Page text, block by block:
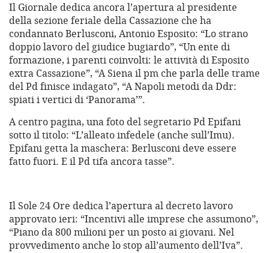
Il Giornale dedica ancora l’apertura al presidente
della sezione feriale della Cassazione che ha
condannato Berlusconi, Antonio Esposito: “Lo strano
doppio lavoro del giudice bugiardo”, “Un ente di
formazione, i parenti coinvolti: le attività di Esposito
extra Cassazione”, “A Siena il pm che parla delle trame
del Pd finisce indagato”, “A Napoli metodi da Ddr:
spiati i vertici di ‘Panorama’”.
A centro pagina, una foto del segretario Pd Epifani
sotto il titolo: “L’alleato infedele (anche sull’Imu).
Epifani getta la maschera: Berlusconi deve essere
fatto fuori. E il Pd tifa ancora tasse”.
Il Sole 24 Ore dedica l’apertura al decreto lavoro
approvato ieri: “Incentivi alle imprese che assumono”,
“Piano da 800 milioni per un posto ai giovani. Nel
provvedimento anche lo stop all’aumento dell’Iva”.